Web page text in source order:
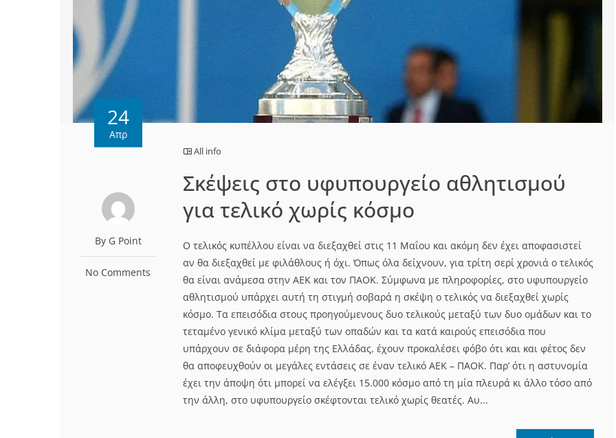
24
Απρ
By G Point
No Comments
All info
Σκέψεις στο υφυπουργείο αθλητισμού
για τελικό χωρίς κόσμο
O τελικός κυπέλλου είναι να διεξαχθεί στις 11 Μαΐου και ακόμη δεν έχει αποφασιστεί
αν θα διεξαχθεί με φιλάθλους ή όχι. Όπως όλα δείχνουν, για τρίτη σερί χρονιά ο τελικός
θα είναι ανάμεσα στην ΑΕΚ και τον ΠΑΟΚ. Σύμφωνα με πληροφορίες, στο υφυπουργείο
αθλητισμού υπάρχει αυτή τη στιγμή σοβαρά η σκέψη ο τελικός να διεξαχθεί χωρίς
κόσμο. Τα επεισόδια στους προηγούμενους δυο τελικούς μεταξύ των δυο ομάδων και το
τεταμένο γενικό κλίμα μεταξύ των οπαδών και τα κατά καιρούς επεισόδια που
υπάρχουν σε διάφορα μέρη της Ελλάδας, έχουν προκαλέσει φόβο ότι και και φέτος δεν
θα αποφευχθούν οι μεγάλες εντάσεις σε έναν τελικό ΑΕΚ – ΠΑΟΚ. Παρ’ ότι η αστυνομία
έχει την άποψη ότι μπορεί να ελέγξει 15.000 κόσμο από τη μία πλευρά κι άλλο τόσο από
την άλλη, στο υφυπουργείο σκέφτονται τελικό χωρίς θεατές. Αυ...